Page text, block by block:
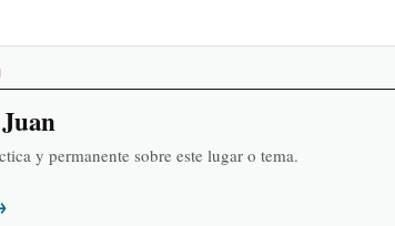
y permanente sobre este lugar o tema.